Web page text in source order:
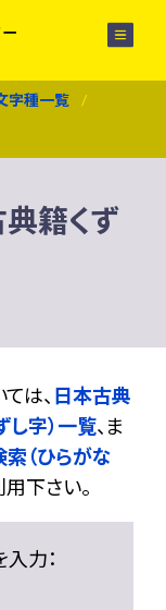
字種一覧
典籍くず
は、 日本古典
し字）一覧、ま
（ひらがな
下さい。
力：